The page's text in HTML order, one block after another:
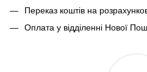
Переказ коштів на
Оплата у відділенні Нової